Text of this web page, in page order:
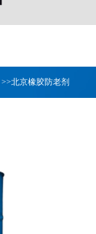
>>北京橡胶防老剂